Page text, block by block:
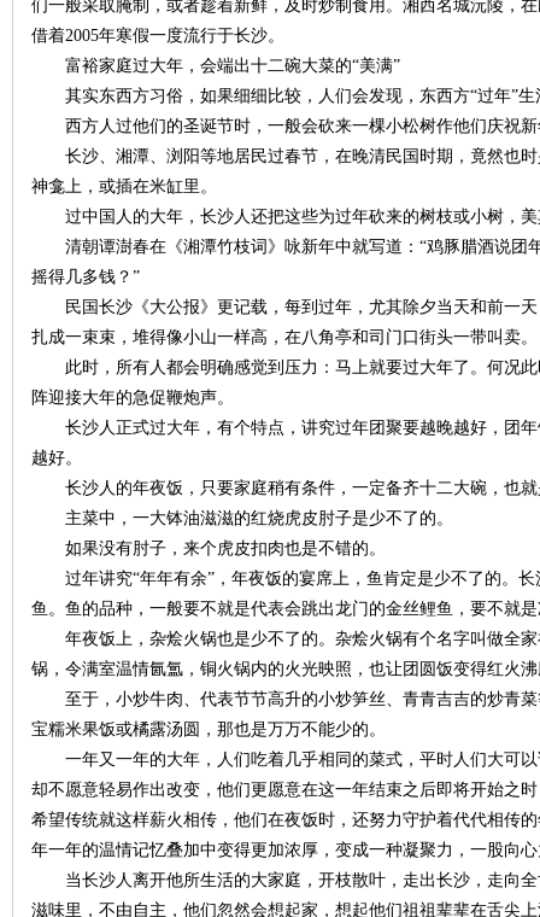
们一般采取腌制，或者趁着新鲜，及时炒制食用。湘西名城沅陵，
借着2005年寒假一度流行于长沙。
富裕家庭过大年，会端出十二碗大菜的“美满”
其实东西方习俗，如果细细比较，人们会发现，东西方“过年”
西方人过他们的圣诞节时，一般会砍来一棵小松树作他们庆祝
长沙、湘潭、浏阳等地居民过春节，在晚清民国时期，竟然也时
神龛上，或插在米缸里。
过中国人的大年，长沙人还把这些为过年砍来的树枝或小树，美
清朝谭澍春在《湘潭竹枝词》咏新年中就写道：“鸡豚腊酒说团
摇得几多钱？”
民国长沙《大公报》更记载，每到过年，尤其除夕当天和前一天
扎成一束束，堆得像小山一样高，在八角亭和司门口街头一带叫卖
此时，所有人都会明确感觉到压力：马上就要过大年了。何况此
阵迎接大年的急促鞭炮声。
长沙人正式过大年，有个特点，讲究过年团聚要越晚越好，团年
越好。
长沙人的年夜饭，只要家庭稍有条件，一定备齐十二大碗，也
主菜中，一大钵油滋滋的红烧虎皮肘子是少不了的。
如果没有肘子，来个虎皮扣肉也是不错的。
过年讲究“年年有余”，年夜饭的宴席上，鱼肯定是少不了的。长
鱼。鱼的品种，一般要不就是代表会跳出龙门的金丝鲤鱼，要不就
年夜饭上，杂烩火锅也是少不了的。杂烩火锅有个名字叫做全家
锅，令满室温情氤氲，铜火锅内的火光映照，也让团圆饭变得红火
至于，小炒牛肉、代表节节高升的小炒笋丝、青青吉吉的炒青菜
宝糯米果饭或橘露汤圆，那也是万万不能少的。
一年又一年的大年，人们吃着几乎相同的菜式，平时人们大可以
却不愿意轻易作出改变，他们更愿意在这一年结束之后即将开始之
希望传统就这样薪火相传，他们在夜饭时，还努力守护着代代相传
年一年的温情记忆叠加中变得更加浓厚，变成一种凝聚力，一股向
当长沙人离开他所生活的大家庭，开枝散叶，走出长沙，走向全
滋味里，不由自主，他们忽然会想起家，想起他们祖祖辈辈在舌尖